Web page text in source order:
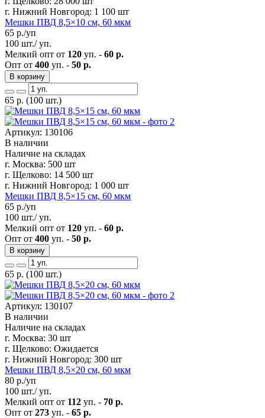
г. Нижний Новгород: 1 100 шт
Мешки ПВД 8,5×10 см, 60 мкм
65 р./уп
100 шт./ уп.
Мелкий опт от 120 уп. - 60 р.
Опт от 400 уп. - 50 р.
В корзину
65 р. (100 шт.)
Артикул: 130106
В наличии
Наличие на складах
г. Москва: 500 шт
г. Щелково: 14 500 шт
г. Нижний Новгород: 1 000 шт
Мешки ПВД 8,5×15 см, 60 мкм
65 р./уп
100 шт./ уп.
Мелкий опт от 120 уп. - 60 р.
Опт от 400 уп. - 50 р.
В корзину
65 р. (100 шт.)
Артикул: 130107
В наличии
Наличие на складах
г. Москва: 30 шт
г. Щелково: Ожидается
г. Нижний Новгород: 300 шт
Мешки ПВД 8,5×20 см, 60 мкм
80 р./уп
100 шт./ уп.
Мелкий опт от 112 уп. - 70 р.
Опт от 273 уп. - 65 р.